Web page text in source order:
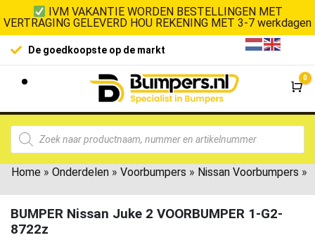
IVM VAKANTIE WORDEN BESTELLINGEN MET
VERTRAGING GELEVERD HOU REKENING MET 3-7 werkdagen
De goedkoopste op de markt
0
Home » Onderdelen » Voorbumpers » Nissan Voorbumpers »
BUMPER Nissan Juke 2 VOORBUMPER 1-G2-
8722z